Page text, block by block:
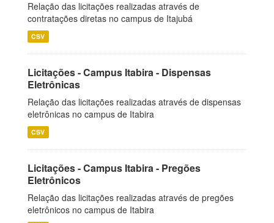
Relação das licitações realizadas através de
contratações diretas no campus de Itajubá
CSV
Licitações - Campus Itabira - Dispensas
Eletrônicas
Relação das licitações realizadas através de dispensas
eletrônicas no campus de Itabira
CSV
Licitações - Campus Itabira - Pregões
Eletrônicos
Relação das licitações realizadas através de pregões
eletrônicos no campus de Itabira